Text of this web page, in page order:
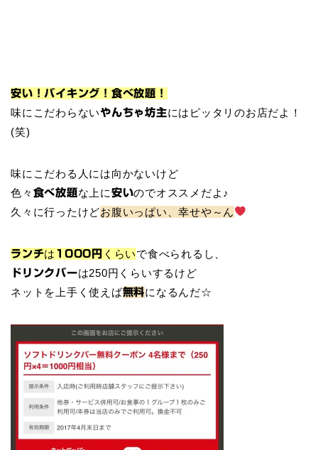
安い！バイキング！食べ放題！
味にこだわらないやんちゃ坊主にはピッタリのお店だよ！
(笑)
味にこだわる人には向かないけど
色々 食べ放題な上に 安いのでオススメだよ♪
久々に行ったけどお腹いっぱい、幸せや～ん
ランチは 1000円 くらいで食べられるし、
ドリンクバーは250円くらいするけど
ネットを上手く使えば無料になるんだ☆